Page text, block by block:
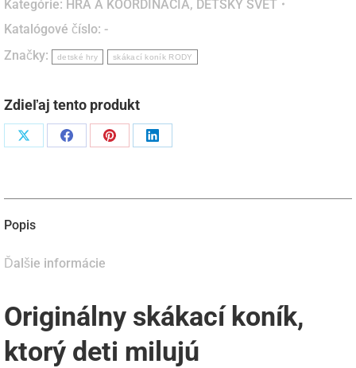
RODY
Gymnic
–
hračka
na
skákanie
Kategórie: HRA A KOORDINÁCIA, DETSKÝ SVET
Katalógové číslo: -
Značky:
detské hry skákací koník RODY
Zdieľaj tento produkt
Podiel Podiel Podiel Podiel
Popis
Ďalšie informácie
Originálny skákací koník,
ktorý deti milujú